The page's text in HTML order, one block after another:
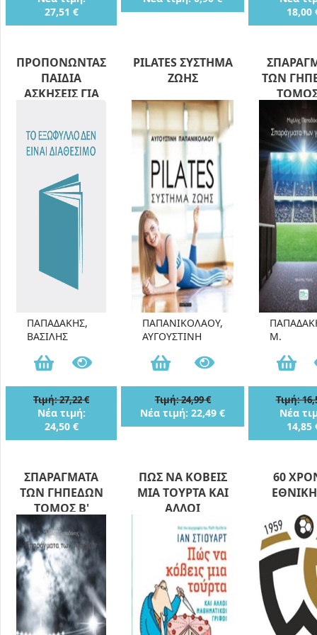
27,51 €
18,00
ΠΡΟΠΟΝΩΝΤΑΣ
ΠΑΙΔΙΑ
ΑΣΚΗΣΕΙΣ ΓΙΑ
ΠΑΠΑΔΑΚΗΣ,
ΒΑΣΙΛΗΣ
Τιμή: 27,22 €
Νέα τιμή:
24,50 €
PILATES ΣΥΣΤΗΜΑ
ΖΩΗΣ
ΠΑΠΑΝΙΚΟΛΑΟΥ,
ΑΥΓΟΥΣΤΙΝΗ
Τιμή: 24,99 €
Νέα τιμή: 22,49 €
ΤΩΝ
Μ.
Τιμή:
Νέα
14,85
ΣΠΑΡΑΓΜΑΤΑ
ΤΩΝ ΓΗΠΕΔΩΝ
ΤΟΜΟΣ Β'
ΠΩΣ ΝΑ ΚΟΒΕΙΣ
ΜΙΑ ΤΟΥΡΤΑ ΚΑΙ
ΑΛΛΟΙ
ΜΑΘΗΜΑΤΙΚΟΙ
ΓΡΙΦΟΙ
60
ΕΘΝΙΚΗ